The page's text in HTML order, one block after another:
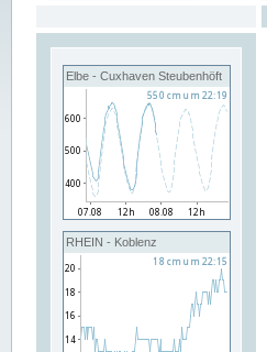
Elbe - Cuxhaven Steubenhöft
RHEIN - Koblenz